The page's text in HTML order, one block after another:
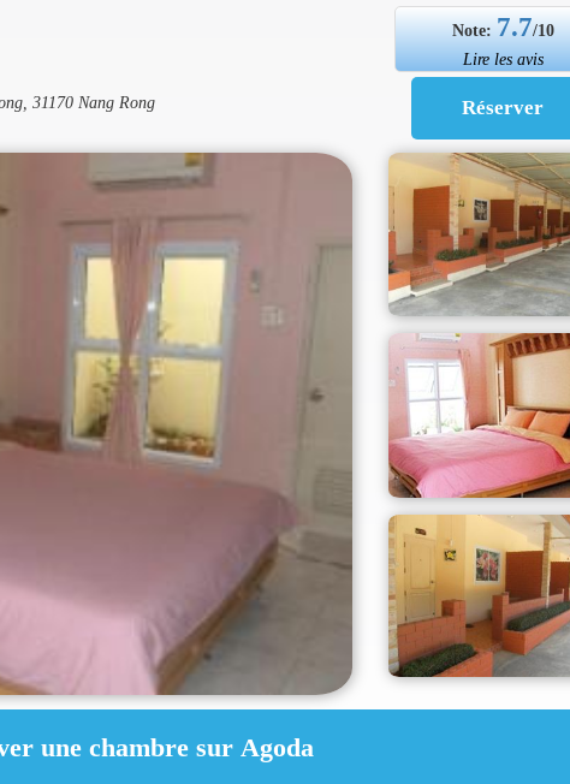
31170 Nang Rong
Note: 7.7/10
Lire les avis